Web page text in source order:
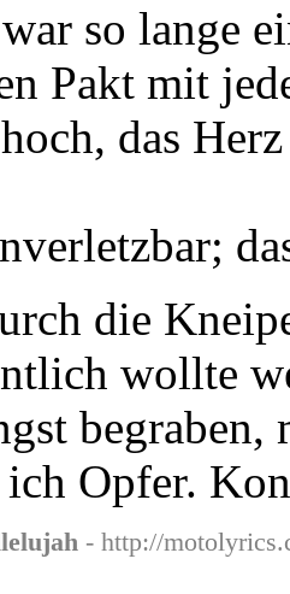
so lange
Pakt mit
das
die
wollte
Opfer.
- http://